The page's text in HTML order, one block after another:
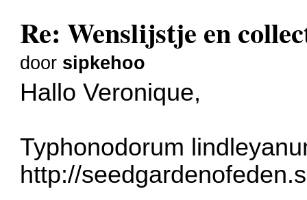
Re: Wenslijstje en
door sipkehoo
Hallo Veronique,
Typhonodorum
http://